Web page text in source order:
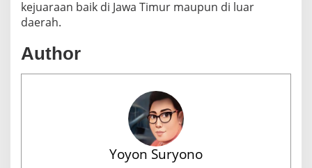
kejuaraan baik di Jawa Timur maupun di luar
daerah.
Author
Yoyon Suryono